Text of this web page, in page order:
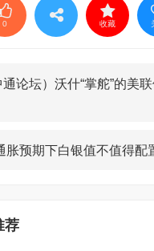
0 收藏
胀预期下白银值不值得配
荐